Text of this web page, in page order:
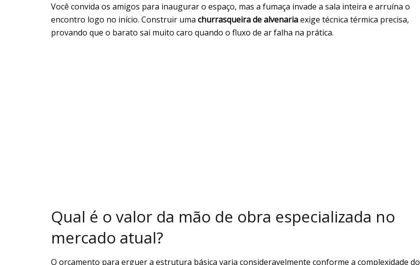
Você convida os amigos para inaugurar o espaço, mas a fumaça invade a sala inteira e arruína o
encontro logo no início. Construir uma churrasqueira de alvenariaexige técnica térmica precisa,
provando que o barato sai muito caro quando o fluxo de ar falha na prática.
Qual é o valor da mão de obra especializada no
mercado atual?
O orçamento para erguer a estrutura básica varia consideravelmente conforme a complexidade do